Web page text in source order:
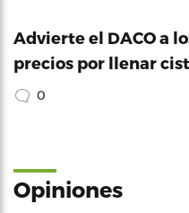
Advierte el DACO a
precios por llenar
0
Opiniones